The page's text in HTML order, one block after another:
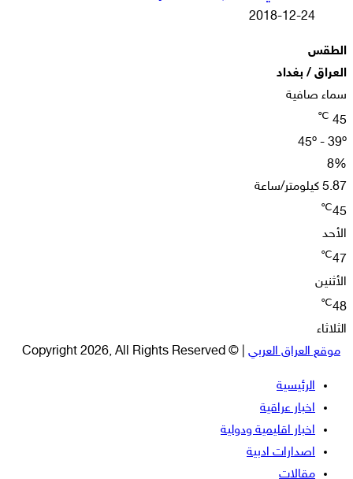
2018-12-24
الطقس
العراق / بغداد
سماء صافية
45
℃
45º - 39º
8%
5.87 كيلومتر/ساعة
45
℃
الأحد
47
℃
الأثنين
48
℃
الثلاثاء
موقع العراق العربي | © Copyright 2026, All Rights Reserved
الرئيسية
اخبار عراقية
اخبار اقليمية ودولية
اصدارات ادبية
مقالات